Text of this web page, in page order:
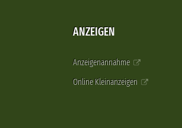
ANZEIGEN
Anzeigenannahme
Online Kleinanzeigen